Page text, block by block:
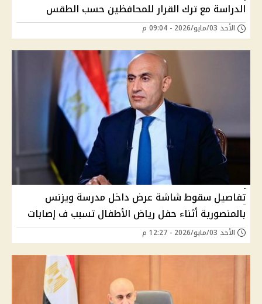
الدراسة مع ترك القرار للمحافظين حسب الطقس
الأحد 03/مايو/2026 - 09:04 م
تفاصيل سقوط شاشة عرض داخل مدرسة ويزنس
بالمنصورية أثناء حفل رياض الأطفال تسبب ف إصابات
الأحد 03/مايو/2026 - 12:27 م